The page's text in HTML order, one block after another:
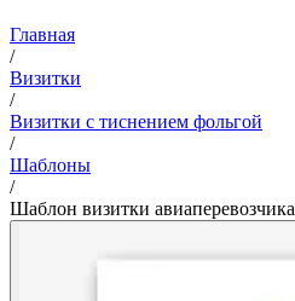
Главная
/
Визитки
/
Визитки с тиснением фольгой
/
Шаблоны
/
Шаблон визитки авиаперевозчика